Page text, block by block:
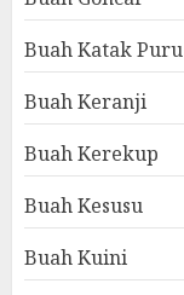
Buah Katak Puru
Buah Keranji
Buah Kerekup
Buah Kesusu
Buah Kuini